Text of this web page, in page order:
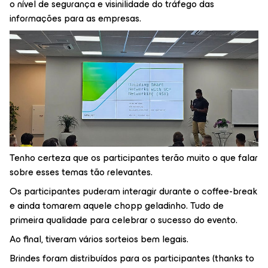
o nível de segurança e visinilidade do tráfego das
informações para as empresas.
Tenho certeza que os participantes terão muito o que falar
sobre esses temas tão relevantes.
Os participantes puderam interagir durante o coffee-break
e ainda tomarem aquele chopp geladinho. Tudo de
primeira qualidade para celebrar o sucesso do evento.
Ao final, tiveram vários sorteios bem legais.
Brindes foram distribuídos para os participantes (thanks ​to ​